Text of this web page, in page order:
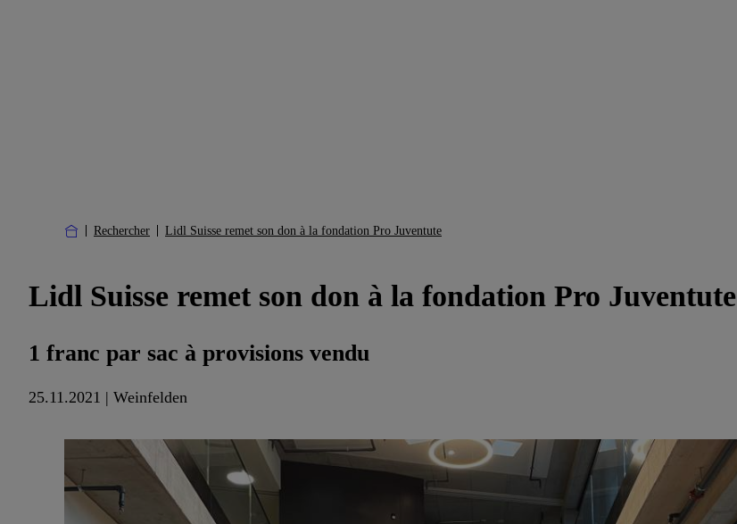
Rechercher Lidl Suisse remet son don à la fondation Pro Juventute
Lidl Suisse remet son don à la fondation Pro Juventute
1 franc par sac à provisions vendu
25.11.2021 | Weinfelden